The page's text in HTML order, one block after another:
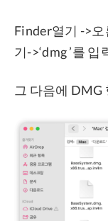
Finder열기 ->
기->‘dmg ’를 입
그 다음에 DMG